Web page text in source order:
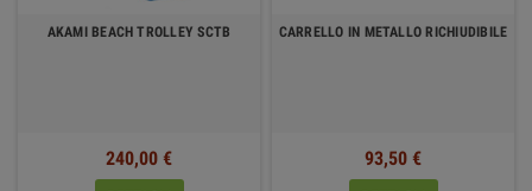
AKAMI BEACH TROLLEY SCTB
240,00 €
CARRELLO IN METALLO RICHIUDIBILE
93,50 €